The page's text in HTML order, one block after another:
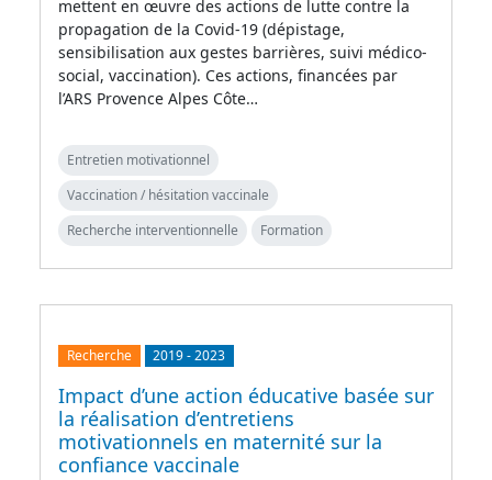
mettent en œuvre des actions de lutte contre la
propagation de la Covid-19 (dépistage,
sensibilisation aux gestes barrières, suivi médico-
social, vaccination). Ces actions, financées par
l’ARS Provence Alpes Côte…
Entretien motivationnel
Vaccination / hésitation vaccinale
Recherche interventionnelle
Formation
Recherche 2019-2023
Impact d’une action éducative basée sur
la réalisation d’entretiens
motivationnels en maternité sur la
confiance vaccinale